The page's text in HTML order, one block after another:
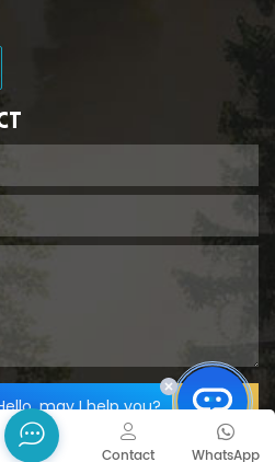
WhatsApp
Contact
may I help you?